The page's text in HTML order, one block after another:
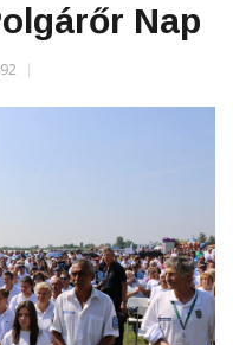
Nap